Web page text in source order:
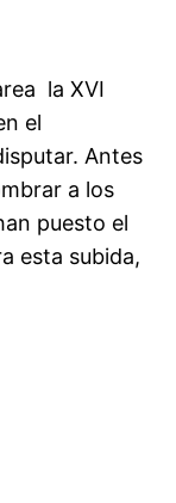
la XVI
el
Antes
a los
puesto el
esta subida,